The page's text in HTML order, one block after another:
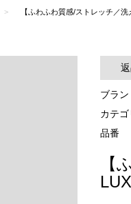
【ふわふわ質感/ストレッチ／
ブラン
カテゴ
品番
【